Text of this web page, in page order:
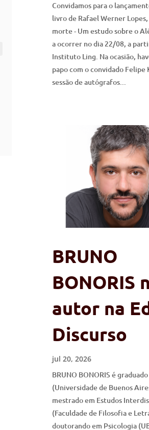
Convidamos para o
livro de Rafael Werner
morte - Um estudo sobre o
a ocorrer no dia 22/08, a
Instituto Ling. Na ocasião,
papo com o convidado Felipe
sessão de autógrafos...
BRUNO
BONORIS
autor na
Discurso
jul 20, 2026
BRUNO BONORIS é
(Universidade de Buenos
mestrado em Estudos
(Faculdade de Filosofia e
doutorando em Psicologia